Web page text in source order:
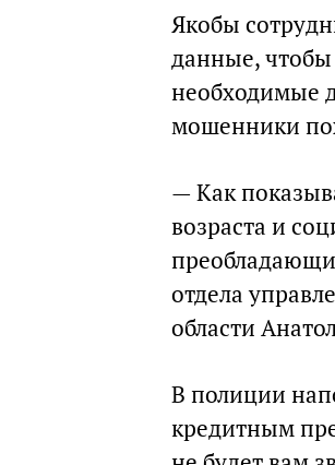
Якобы
данные, чтобы
необходимые
мошенники
— Как
возраста и
отдела
области
В полиции
кредитным